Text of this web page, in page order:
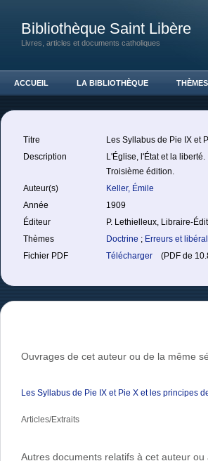
Bibliothèque Saint Libère
Livres, articles et documents catholiques
ACCUEIL LA BIBLIOTHÈQUE THÈMES
Titre
Les Syllabus de Pie IX et
Description
L'Église, l'État et la liberté.
Troisième édition.
Auteur(s)
Keller, Émile
Année
1909
Éditeur
P. Lethielleux, Libraire-
Thèmes
Doctrine ; Erreurs et
Fichier PDF
Télécharger (PDF de
Ouvrages de cet auteur ou de la même
Les Syllabus de Pie IX et Pie X et les principes
Articles/Extraits
Autres documents relatifs à cet auteur ou